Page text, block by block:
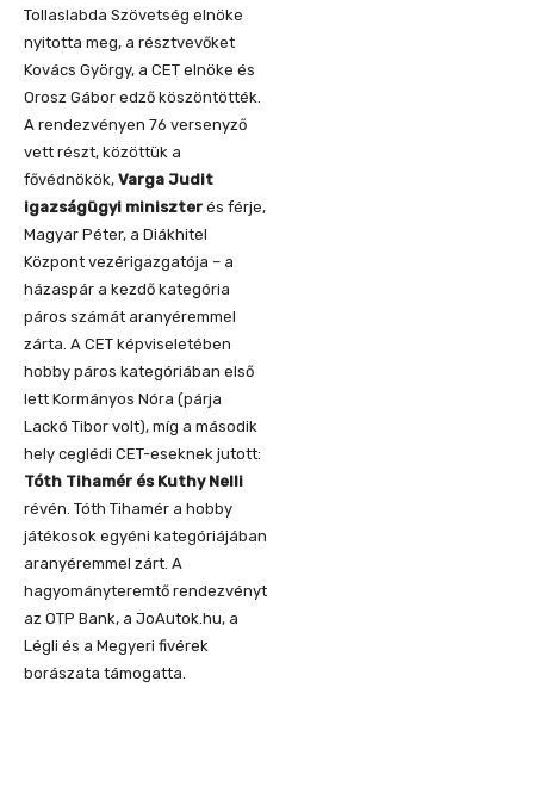
Tollaslabda Szövetség elnöke
nyitotta meg, a résztvevőket
Kovács György, a CET elnöke és
Orosz Gábor edző köszöntötték.
A rendezvényen 76 versenyző
vett részt, közöttük a
fővédnökök, Varga Judit
igazságügyi miniszter és férje,
Magyar Péter, a Diákhitel
Központ vezérigazgatója – a
házaspár a kezdő kategória
páros számát aranyéremmel
zárta. A CET képviseletében
hobby páros kategóriában első
lett Kormányos Nóra (párja
Lackó Tibor volt), míg a második
hely ceglédi CET-eseknek jutott:
Tóth Tihamér és Kuthy Nelli
révén. Tóth Tihamér a hobby
játékosok egyéni kategóriájában
aranyéremmel zárt. A
hagyományteremtő rendezvényt
az OTP Bank, a JoAutok.hu, a
Légli és a Megyeri fivérek
borászata támogatta.